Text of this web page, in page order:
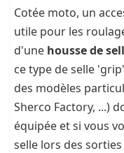
Cotée moto, un
utile pour les
d'une housse de
ce type de selle
des modèles
Sherco Factory, ...)
équipée et si vous
selle lors des